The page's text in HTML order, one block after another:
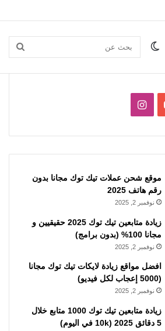
بحث الوضع
المظلميوتيوبانستقرام
موقع شحن عملات تيك توك مجانا بدون
رقم هاتف 2025
نوفمبر 2, 2025
زيادة متابعين تيك توك 2025 حقيقيين و
مجانا 100% (بدون برامج)
نوفمبر 2, 2025
افضل مواقع زيادة لايكات تيك توك مجانا
(5000 إعجاب لكل فيديو)
نوفمبر 2, 2025
زيادة متابعين تيك توك 1000 متابع خلال
5 دقائق 2025 (10k في اليوم)